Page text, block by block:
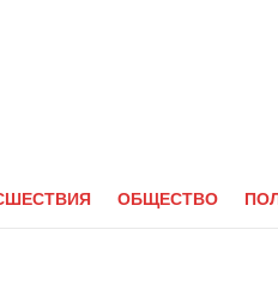
ОБЩЕСТВО